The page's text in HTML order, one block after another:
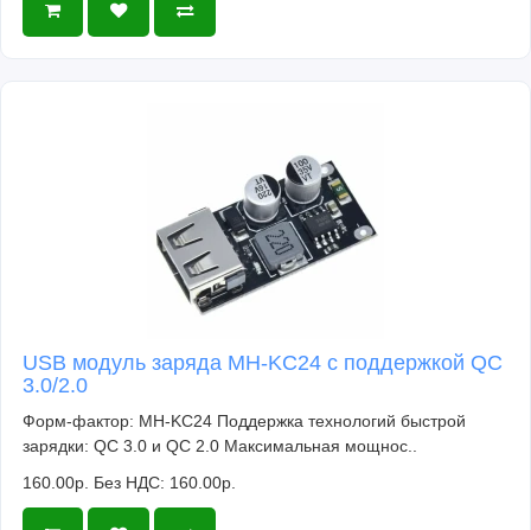
USB модуль заряда MH-KC24 с поддержкой QC
3.0/2.0
Форм-фактор: MH-KC24 Поддержка технологий быстрой
зарядки: QC 3.0 и QC 2.0 Максимальная мощнос..
160.00р. Без НДС: 160.00р.